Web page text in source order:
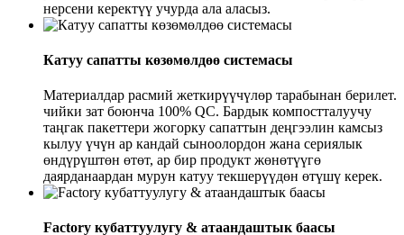
нерсени керектүү учурда ала аласыз.
Катуу сапатты көзөмөлдөө системасы
Материалдар расмий жеткирүүчүлөр тарабынан берилет.
чийки зат боюнча 100% QC. Бардык компостталуучу
таңгак пакеттери жогорку сапаттын деңгээлин камсыз
кылуу үчүн ар кандай сыноолордон жана сериялык
өндүрүштөн өтөт, ар бир продукт жөнөтүүгө
даярданаардан мурун катуу текшерүүдөн өтүшү керек.
Factory кубаттуулугу & атаандаштык баасы